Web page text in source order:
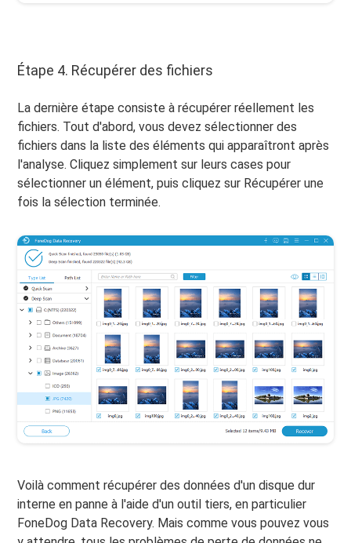
Étape 4. Récupérer des fichiers
La dernière étape consiste à récupérer réellement les
fichiers. Tout d'abord, vous devez sélectionner des
fichiers dans la liste des éléments qui apparaîtront après
l'analyse. Cliquez simplement sur leurs cases pour
sélectionner un élément, puis cliquez sur Récupérer une
fois la sélection terminée.
Voilà comment récupérer des données d'un disque dur
interne en panne à l'aide d'un outil tiers, en particulier
FoneDog Data Recovery. Mais comme vous pouvez vous